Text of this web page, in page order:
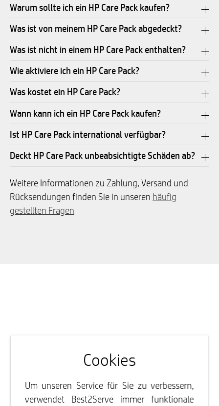
Warum sollte ich ein HP Care Pack kaufen?
Was ist von meinem HP Care Pack abgedeckt?
Was ist nicht in einem HP Care Pack enthalten?
Wie aktiviere ich ein HP Care Pack?
Was kostet ein HP Care Pack?
Wann kann ich ein HP Care Pack kaufen?
Ist HP Care Pack international verfügbar?
Deckt HP Care Pack unbeabsichtigte Schäden ab?
Weitere Informationen zu Zahlung, Versand und
Rücksendungen finden Sie in unseren häufig
gestellten Fragen
Cookies
Um unseren Service für Sie zu verbessern,
verwendet Best2Serve immer funktionale